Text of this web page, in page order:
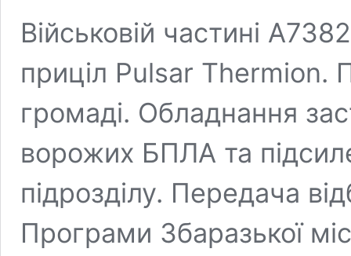
Військовій частині
приціл Pulsar Thermion.
громаді. Обладнання
ворожих БПЛА та
підрозділу. Передача
Програми Збаразької